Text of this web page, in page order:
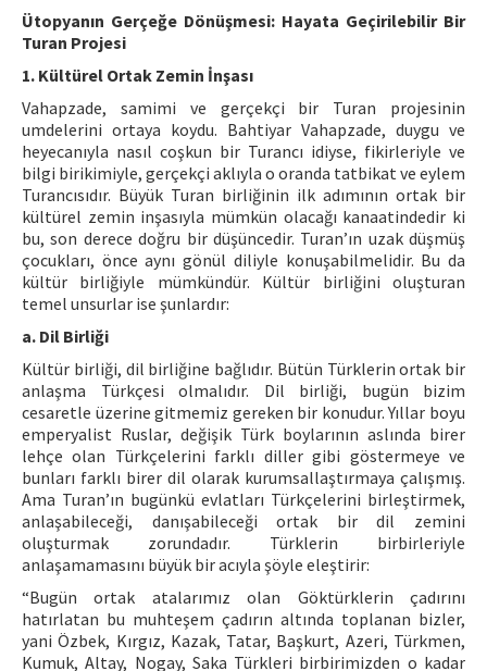
Ütopyanın Gerçeğe Dönüşmesi: Hayata Geçirilebilir Bir
Turan Projesi
1. Kültürel Ortak Zemin İnşası
Vahapzade, samimi ve gerçekçi bir Turan projesinin
umdelerini ortaya koydu. Bahtiyar Vahapzade, duygu ve
heyecanıyla nasıl coşkun bir Turancı idiyse, fikirleriyle ve
bilgi birikimiyle, gerçekçi aklıyla o oranda tatbikat ve eylem
Turancısıdır. Büyük Turan birliğinin ilk adımının ortak bir
kültürel zemin inşasıyla mümkün olacağı kanaatindedir ki
bu, son derece doğru bir düşüncedir. Turan’ın uzak düşmüş
çocukları, önce aynı gönül diliyle konuşabilmelidir. Bu da
kültür birliğiyle mümkündür. Kültür birliğini oluşturan
temel unsurlar ise şunlardır:
a. Dil Birliği
Kültür birliği, dil birliğine bağlıdır. Bütün Türklerin ortak bir
anlaşma Türkçesi olmalıdır. Dil birliği, bugün bizim
cesaretle üzerine gitmemiz gereken bir konudur. Yıllar boyu
emperyalist Ruslar, değişik Türk boylarının aslında birer
lehçe olan Türkçelerini farklı diller gibi göstermeye ve
bunları farklı birer dil olarak kurumsallaştırmaya çalışmış.
Ama Turan’ın bugünkü evlatları Türkçelerini birleştirmek,
anlaşabileceği, danışabileceği ortak bir dil zemini
oluşturmak zorundadır. Türklerin birbirleriyle
anlaşamamasını büyük bir acıyla şöyle eleştirir:
“Bugün ortak atalarımız olan Göktürklerin çadırını
hatırlatan bu muhteşem çadırın altında toplanan bizler,
yani Özbek, Kırgız, Kazak, Tatar, Başkurt, Azeri, Türkmen,
Kumuk, Altay, Nogay, Saka Türkleri birbirimizden o kadar